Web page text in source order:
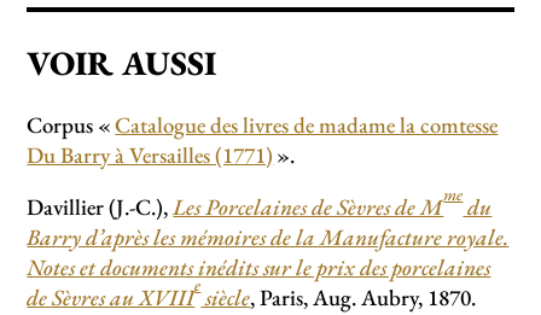
VOIR AUSSI
Corpus «Catalogue des livres de madame la comtesse
Du Barry à Versailles (1771) ».
Davillier (J.-C.),Les Porcelaines de Sèvres de Mmedu
Barry d’après les mémoires de la Manufacture royale.
Notes et documents inédits sur le prix des porcelaines
de Sèvres au XVIIIesiècle, Paris, Aug. Aubry, 1870.